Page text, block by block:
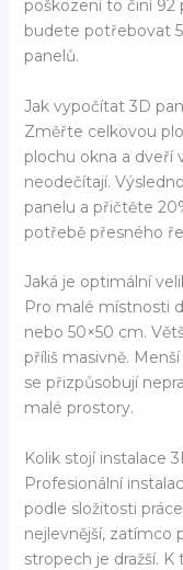
poškození to činí 92
budete potřebovat
panelů.
Jak vypočítat 3D
Změřte celkovou
plochu okna a dveří
neodečítají.
panelu a přičtěte
potřebě přesného
Jaká je optimální
Pro malé místnosti
nebo 50×50 cm.
příliš masivně.
se přizpůsobují
malé prostory.
Kolik stojí instalace
Profesionální
podle složitosti
nejlevnější, zatímco
stropech je dražší.